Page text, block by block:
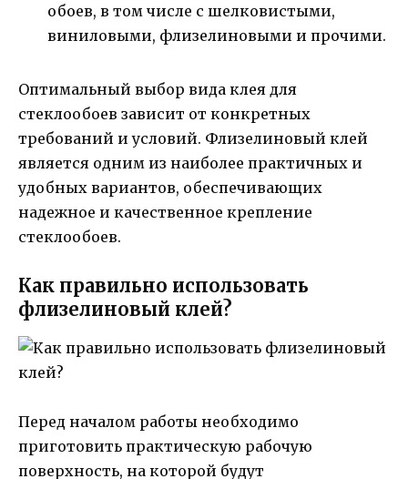
обоев, в том числе с шелковистыми,
виниловыми, флизелиновыми и прочими.
Оптимальный выбор вида клея для
стеклообоев зависит от конкретных
требований и условий. Флизелиновый клей
является одним из наиболее практичных и
удобных вариантов, обеспечивающих
надежное и качественное крепление
стеклообоев.
Как правильно использовать
флизелиновый клей?
Перед началом работы необходимо
приготовить практическую рабочую
поверхность, на которой будут